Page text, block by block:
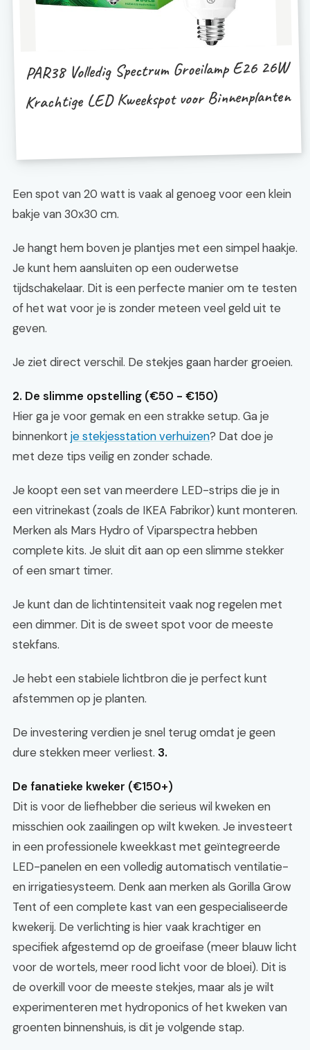
PAR38 Volledig Spectrum Groeilamp E26 26W
Krachtige LED Kweekspot voor Binnenplanten
Een spot van 20 watt is vaak al genoeg voor een klein
bakje van 30x30 cm.
Je hangt hem boven je plantjes met een simpel haakje.
Je kunt hem aansluiten op een ouderwetse
tijdschakelaar. Dit is een perfecte manier om te testen
of het wat voor je is zonder meteen veel geld uit te
geven.
Je ziet direct verschil. De stekjes gaan harder groeien.
2. De slimme opstelling (€50 - €150)
Hier ga je voor gemak en een strakke setup. Ga je
binnenkort je stekjesstation verhuizen? Dat doe je
met deze tips veilig en zonder schade.
Je koopt een set van meerdere LED-strips die je in
een vitrinekast (zoals de IKEA Fabrikor) kunt monteren.
Merken als Mars Hydro of Viparspectra hebben
complete kits. Je sluit dit aan op een slimme stekker
of een smart timer.
Je kunt dan de lichtintensiteit vaak nog regelen met
een dimmer. Dit is de sweet spot voor de meeste
stekfans.
Je hebt een stabiele lichtbron die je perfect kunt
afstemmen op je planten.
De investering verdien je snel terug omdat je geen
dure stekken meer verliest. 3.
De fanatieke kweker (€150+)
Dit is voor de liefhebber die serieus wil kweken en
misschien ook zaailingen op wilt kweken. Je investeert
in een professionele kweekkast met geïntegreerde
LED-panelen en een volledig automatisch ventilatie-
en irrigatiesysteem. Denk aan merken als Gorilla Grow
Tent of een complete kast van een gespecialiseerde
kwekerij. De verlichting is hier vaak krachtiger en
specifiek afgestemd op de groeifase (meer blauw licht
voor de wortels, meer rood licht voor de bloei). Dit is
de overkill voor de meeste stekjes, maar als je wilt
experimenteren met hydroponics of het kweken van
groenten binnenshuis, is dit je volgende stap.